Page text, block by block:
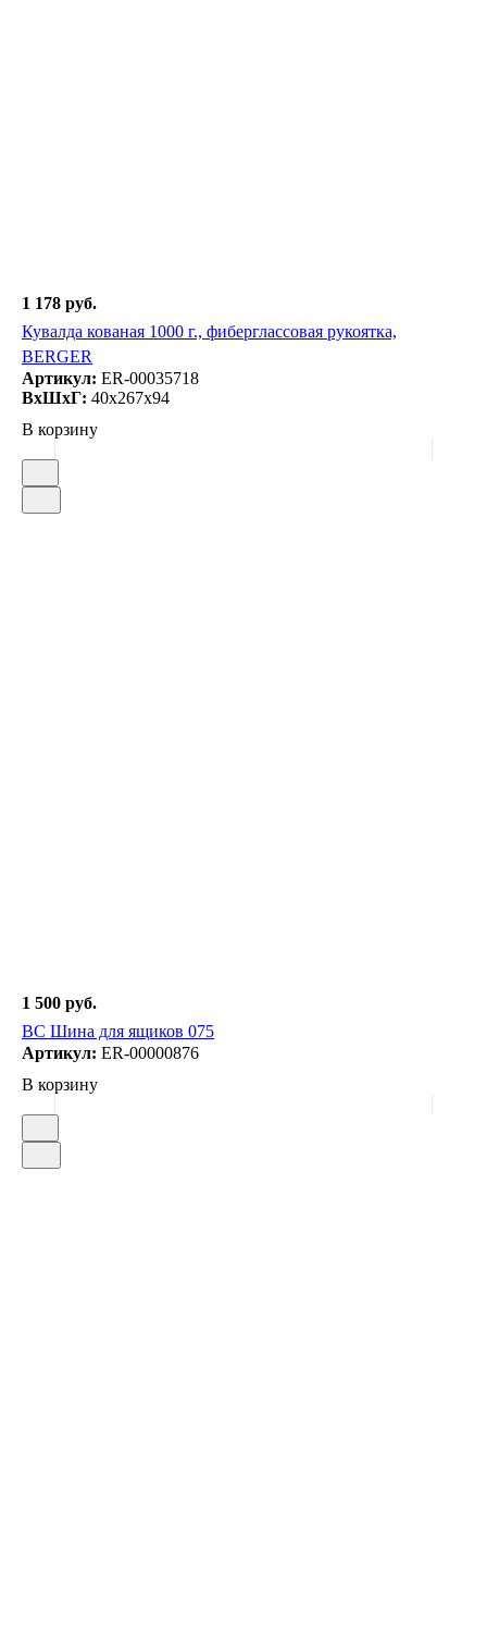
1 178 руб.
Кувалда кованая 1000 г., фиберглассовая рукоятка,
BERGER
Артикул: ER-00035718
ВxШxГ: 40x267x94
В корзину
1 500 руб.
ВС Шина для ящиков 075
Артикул: ER-00000876
В корзину